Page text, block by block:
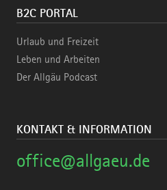
B2C PORTAL
Urlaub und Freizeit
Leben und Arbeiten
Der Allgäu Podcast
KONTAKT & INFORMATION
office@allgaeu.de